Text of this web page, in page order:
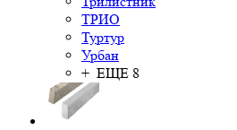
ТРИО
Туртур
Урбан
+ ЕЩЕ 8